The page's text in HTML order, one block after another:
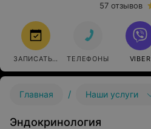
57 отзывов
ЗАПИСАТЬСЯ ТЕЛЕФОНЫ VIBER
Главная / Наши услуги
Эндокринология